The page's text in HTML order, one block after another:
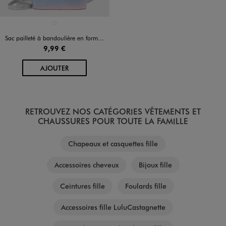
Sac pailleté à bandoulière en forme de licorne fille
9,99 €
AJOUTERAU PANIER
RETROUVEZ NOS CATÉGORIES VÊTEMENTS ET
CHAUSSURES POUR TOUTE LA FAMILLE
Chapeaux et casquettes fille
Accessoires cheveux Bijoux fille
Ceintures fille Foulards fille
Accessoires fille LuluCastagnette